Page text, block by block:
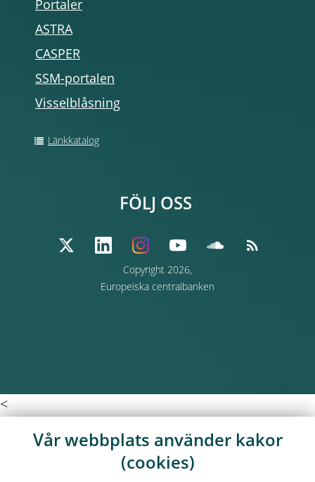
Portaler
ASTRA
CASPER
SSM-portalen
Visselblåsning
Länkkatalog
Copyright 2026,
Europeiska centralbanken
FÖLJ OSS
<
Vår webbplats använder kakor
(cookies)